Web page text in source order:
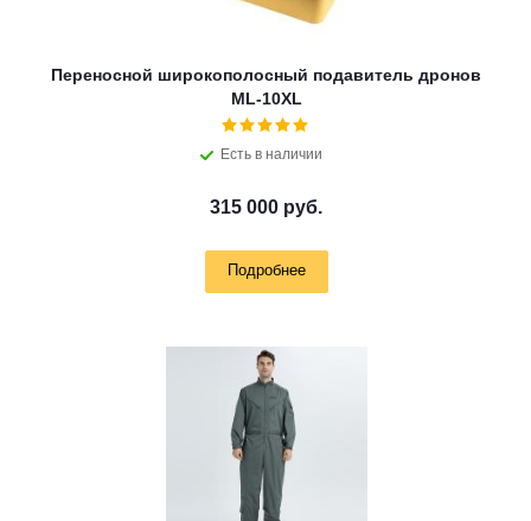
Переносной широкополосный подавитель дронов
ML-10XL
Есть в наличии
315 000 руб.
Подробнее